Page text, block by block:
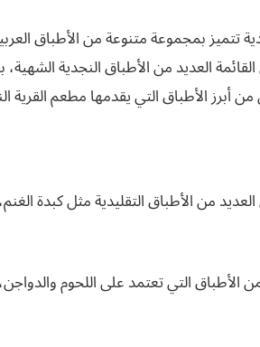
تتميز بمجموعة متنوعة من الأطباق
العديد من الأطباق النجدية الشهية،
أبرز الأطباق التي يقدمها مطعم القرية
من الأطباق التقليدية مثل كبدة
الأطباق التي تعتمد على اللحوم